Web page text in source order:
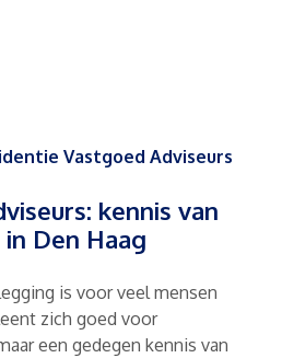
Vastgoed Adviseurs
kennis van
Den Haag
is voor veel mensen
zich goed voor
een gedegen kennis van